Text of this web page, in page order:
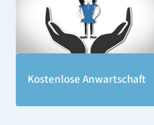
Kostenlose Anwartschaft